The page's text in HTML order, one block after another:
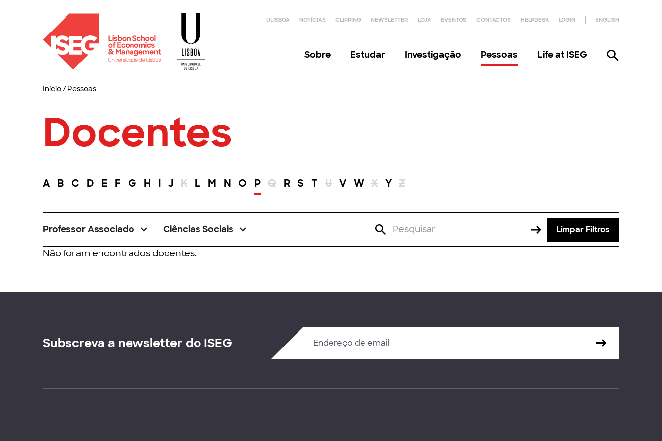
ULISBOA NOTÍCIAS CLIPPING NEWSLETTER LOJA EVENTOS CONTACTOS HELPDESK LOGIN ENGLISH
Sobre Estudar Investigação Pessoas Life at ISEG
Início/ Pessoas
Docentes
A B C D E F G H I J K L M N O P Q R S T U V W X Y Z
Professor Associado Ciências Sociais Limpar Filtros
Não foram encontrados docentes.
Subscreva a newsletter do ISEG